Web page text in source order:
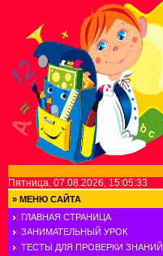
Пятница, 07.08.2026, 15:05:33
» МЕНЮ САЙТА
ГЛАВНАЯ СТРАНИЦА
ЗАНИМАТЕЛЬНЫЙ УРОК
ТЕСТЫ ДЛЯ ПРОВЕРКИ ЗНАНИЙ